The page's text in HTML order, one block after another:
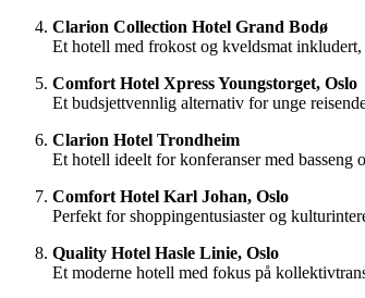
Clarion Collection Hotel Grand Bodø
Et hotell med frokost og kveldsmat
Comfort Hotel Xpress Youngstorget, Oslo
Et budsjettvennlig alternativ for unge
Clarion Hotel Trondheim
Et hotell ideelt for konferanser med
Comfort Hotel Karl Johan, Oslo
Perfekt for shoppingentusiaster og
Quality Hotel Hasle Linie, Oslo
Et moderne hotell med fokus på